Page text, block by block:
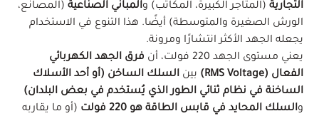
التجارية (المتاجر الكبيرة، المكاتب) والمباني الصناعية (المصانع،
الورش الصغيرة والمتوسطة) أيضًا. هذا التنوع في الاستخدام
يجعله الجهد الأكثر انتشارًا ومرونة.
يعني مستوى الجهد 220 فولت، أن
فرق الجهد الكهربائي
الفعال (RMS Voltage)
بين السلك الساخن (أو أحد الأسلاك
الساخنة في نظام ثنائي الطور الذي يُستخدم في بعض البلدان)
والسلك المحايد في قابس الطاقة هو 220 فولت
(أو ما يقاربه